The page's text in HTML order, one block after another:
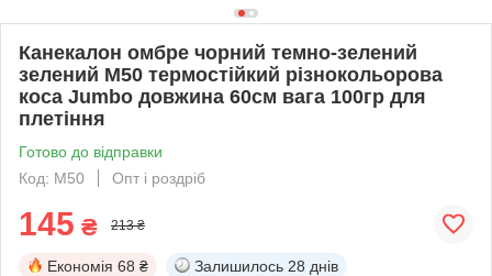
Канекалон омбре чорний темно-зелений
зелений М50 термостійкий різнокольорова
коса Jumbo довжина 60см вага 100гр для
плетіння
Готово до відправки
Код: М50
Опт і роздріб
145 ₴ 213 ₴
Економія 68 ₴ Залишилось 28 днів